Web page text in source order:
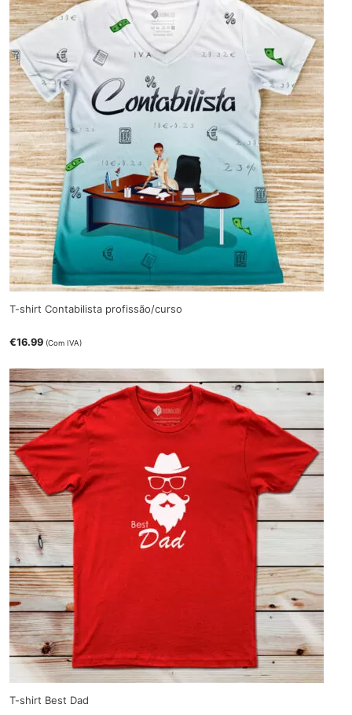
T-shirt Contabilista profissão/curso
€16.99 (Com IVA)
T-shirt Best Dad